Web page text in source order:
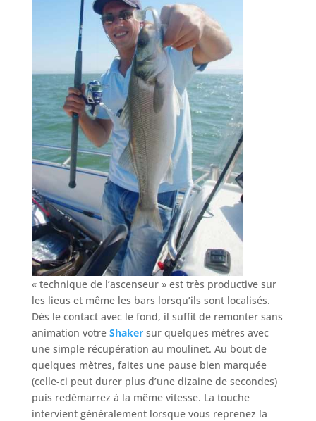
« technique de l’ascenseur » est très productive sur
les lieus et même les bars lorsqu’ils sont localisés.
Dés le contact avec le fond, il suffit de remonter sans
animation votre Shakersur quelques mètres avec
une simple récupération au moulinet. Au bout de
quelques mètres, faites une pause bien marquée
(celle-ci peut durer plus d’une dizaine de secondes)
puis redémarrez à la même vitesse. La touche
intervient généralement lorsque vous reprenez la